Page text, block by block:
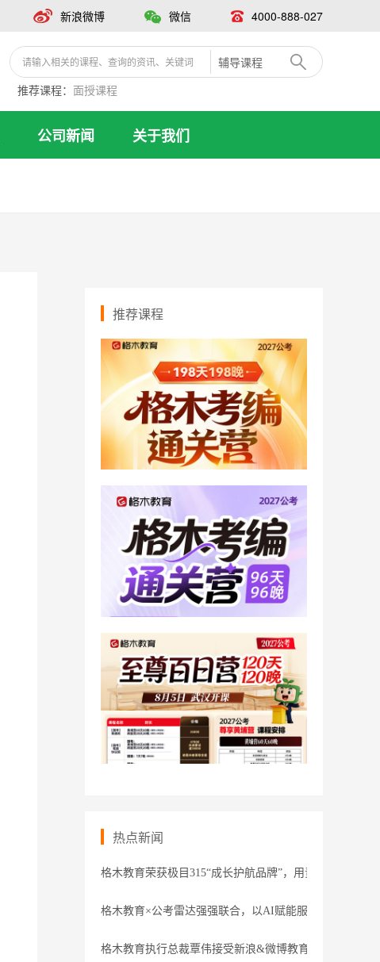
新浪微博 微信 4000-888-027
辅导课程
推荐课程： 面授课程
公司新闻 关于我们
推荐课程
热点新闻
格木教育荣获极目315“成长护航品牌”，用责任守护职业
格木教育×公考雷达强强联合，以AI赋能服务
格木教育执行总裁覃伟接受新浪&微博教育盛典专访